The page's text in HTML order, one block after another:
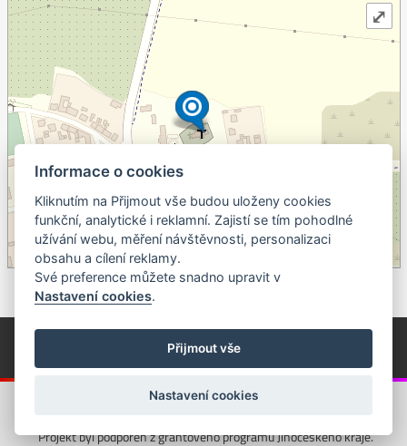
©OpenStreetMapcontributors.
⤢
© Píseckem / Kalendárium (Změna programu vyhrazena!)
(Cookies)
© 2018 - 2026 Realizace a správa webu:
Projekt byl podpořen z grantového programu Jihočeského kraje.
Informace o cookies
Kliknutím na Přijmout vše budou uloženy cookies
funkční, analytické i reklamní. Zajistí se tím pohodlné
užívání webu, měření návštěvnosti, personalizaci
obsahu a cílení reklamy.
Své preference můžete snadno upravit v
Nastavení cookies.
Přijmout vše
Nastavení cookies